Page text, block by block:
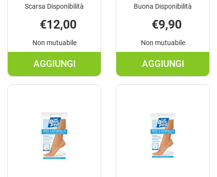
Scarsa Disponibilità
€12,00
Non mutuabile
AGGIUNGI
AGGIUNGI ALITOSAN
40TAV
Buona Disponibilità
€9,90
Non mutuabile
AGGIUNGI
AGGIUNGI
CALLI
CARRELLO